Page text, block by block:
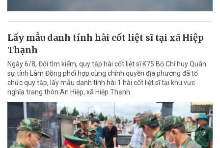
Lấy mẫu danh tính hài cốt liệt sĩ tại xã Hiệp
Thạnh
Ngày 6/8, Đội tìm kiếm, quy tập hài cốt liệt sĩ K75 Bộ Chỉ huy Quân
sự tỉnh Lâm Đồng phối hợp cùng chính quyền địa phương đã tổ
chức quy tập, lấy mẫu danh tính hài 1 hài cốt liệt sĩ tại khu vực
nghĩa trang thôn An Hiệp, xã Hiệp Thạnh.